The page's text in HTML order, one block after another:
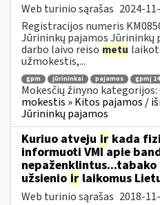
Web turinio sąrašas 2024-
Registracijos numeris
Jūrininkų pajamos Jūrininkų
darbo laivo reiso metu
užmokestis,...
gpm jūrininkai pajamos gpmį
Mokesčių žinyno kategorijos:
mokestis » Kitos pajamos /
Jūrininkų pajamos
Kuriuo atveju ir kada
informuoti VMI apie
užsienio ir laikomus
Web turinio sąrašas 2018-